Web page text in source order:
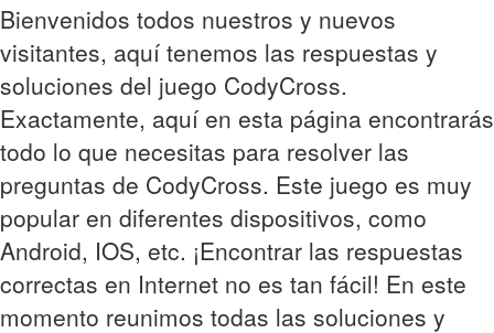
Bienvenidos todos nuestros y nuevos
visitantes, aquí tenemos las respuestas y
soluciones del juego CodyCross.
Exactamente, aquí en esta página encontrarás
todo lo que necesitas para resolver las
preguntas de CodyCross. Este juego es muy
popular en diferentes dispositivos, como
Android, IOS, etc. ¡Encontrar las respuestas
correctas en Internet no es tan fácil! En este
momento reunimos todas las soluciones y